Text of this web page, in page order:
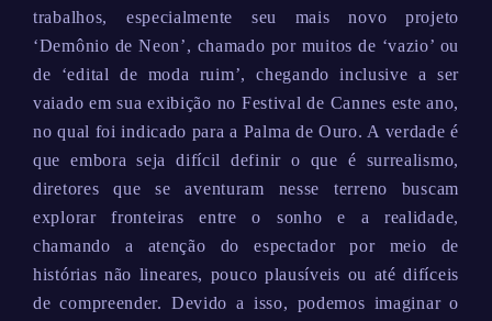
trabalhos, especialmente seu mais novo projeto
‘Demônio de Neon’, chamado por muitos de ‘vazio’ ou
de ‘edital de moda ruim’, chegando inclusive a ser
vaiado em sua exibição no Festival de Cannes este ano,
no qual foi indicado para a Palma de Ouro. A verdade é
que embora seja difícil definir o que é surrealismo,
diretores que se aventuram nesse terreno buscam
explorar fronteiras entre o sonho e a realidade,
chamando a atenção do espectador por meio de
histórias não lineares, pouco plausíveis ou até difíceis
de compreender. Devido a isso, podemos imaginar o